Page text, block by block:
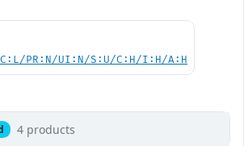
PR:N/UI:N/S:U/C:H/I:H/A:H
4 products